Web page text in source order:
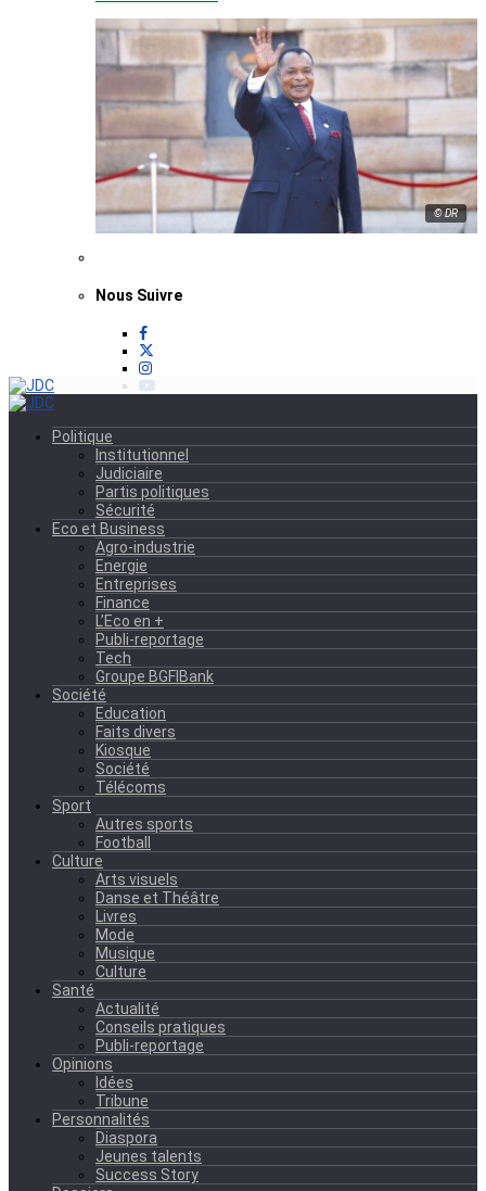
© DR
Nous Suivre
Politique
Institutionnel
Judiciaire
Partis politiques
Sécurité
Eco et Business
Agro-industrie
Energie
Entreprises
Finance
L’Eco en +
Publi-reportage
Tech
Groupe BGFIBank
Société
Education
Faits divers
Kiosque
Société
Télécoms
Sport
Autres sports
Football
Culture
Arts visuels
Danse et Théâtre
Livres
Mode
Musique
Culture
Santé
Actualité
Conseils pratiques
Publi-reportage
Opinions
Idées
Tribune
Personnalités
Diaspora
Jeunes talents
Success Story